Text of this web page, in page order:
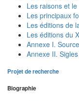
Les raisons et le
Les principaux
Les éditions de
Les éditions du
Annexe I.
Annexe II.
Projet de recherche
Biographie